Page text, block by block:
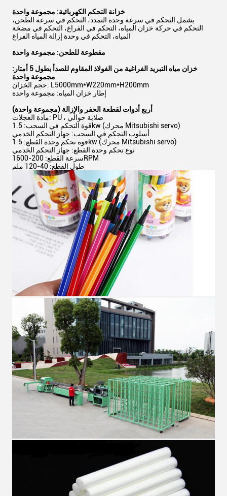
خزانة التحكم الكهربائية: مجموعة واحدة
يشمل التحكم في سرعة وحدة التمدد، التحكم في سرعة الطحن،
التحكم في حركة خزان المياه، التحكم في الفراغ، التحكم في مضخة
المياه، التحكم في وحدة إزالة المياه الفراغ
مقطوعة للطحن: مجموعة واحدة
خزان مياه التبريد الفراغية من الفولاذ المقاوم للصدأ بطول 5 أمتار:
مجموعة واحدة
حجم الخزان: L5000mm*W220mm*H200mm
إطار خزان المياه: مجموعة واحدة
أربع أدوات لقطعة الحفر والإزالة (مجموعة واحدة)
مادة العجلات: PU ، صلابة حوالي
قوة التحكم في السحب: 1.5kw (محرك Mitsubishi servo)
أسلوب التحكم في السحب: جهاز التحكم الخدمي
قوة تحكم وحدة القطع: 1.5kw (محرك Mitsubishi servo)
نوع تحكم وحدة القطع: جهاز التحكم الخدمي
سرعة القطع: 200-1600RPM
طول القطع: 40-120 ملم